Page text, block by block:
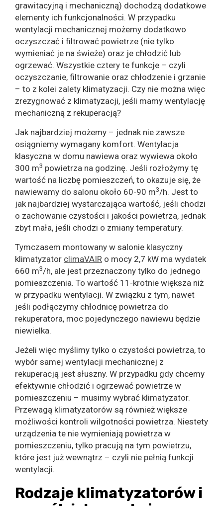
grawitacyjną i mechaniczną) dochodzą dodatkowe
elementy ich funkcjonalności. W przypadku
wentylacji mechanicznej możemy dodatkowo
oczyszczać i filtrować powietrze (nie tylko
wymieniać je na świeże) oraz je chłodzić lub
ogrzewać. Wszystkie cztery te funkcje – czyli
oczyszczanie, filtrowanie oraz chłodzenie i grzanie
– to z kolei zalety klimatyzacji. Czy nie można więc
zrezygnować z klimatyzacji, jeśli mamy wentylację
mechaniczną z rekuperacją?
Jak najbardziej możemy – jednak nie zawsze
osiągniemy wymagany komfort. Wentylacja
klasyczna w domu nawiewa oraz wywiewa około
300 m3 powietrza na godzinę. Jeśli rozłożymy tę
wartość na liczbę pomieszczeń, to okazuje się, że
nawiewamy do salonu około 60-90 m3/h. Jest to
jak najbardziej wystarczająca wartość, jeśli chodzi
o zachowanie czystości i jakości powietrza, jednak
zbyt mała, jeśli chodzi o zmiany temperatury.
Tymczasem montowany w salonie klasyczny
klimatyzator climaVAIR o mocy 2,7 kW ma wydatek
660 m3/h, ale jest przeznaczony tylko do jednego
pomieszczenia. To wartość 11-krotnie większa niż
w przypadku wentylacji. W związku z tym, nawet
jeśli podłączymy chłodnicę powietrza do
rekuperatora, moc pojedynczego nawiewu będzie
niewielka.
Jeżeli więc myślimy tylko o czystości powietrza, to
wybór samej wentylacji mechanicznej z
rekuperacją jest słuszny. W przypadku gdy chcemy
efektywnie chłodzić i ogrzewać powietrze w
pomieszczeniu – musimy wybrać klimatyzator.
Przewagą klimatyzatorów są również większe
możliwości kontroli wilgotności powietrza. Niestety
urządzenia te nie wymieniają powietrza w
pomieszczeniu, tylko pracują na tym powietrzu,
które jest już wewnątrz – czyli nie pełnią funkcji
wentylacji.
Rodzaje klimatyzatorów i